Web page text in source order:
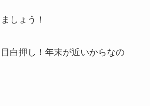
しょう！
白押し！年末が近いからなの